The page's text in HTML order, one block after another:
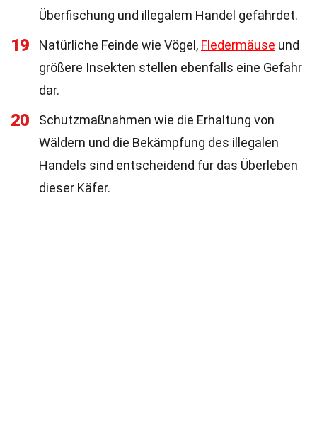
Überfischung und illegalem Handel gefährdet.
19 Natürliche Feinde wie Vögel, Fledermäuse und
größere Insekten stellen ebenfalls eine Gefahr
dar.
20
Schutzmaßnahmen wie die Erhaltung von
Wäldern und die Bekämpfung des illegalen
Handels sind entscheidend für das Überleben
dieser Käfer.